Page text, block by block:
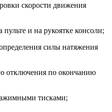
скорости движения
и на рукоятке консоли;
силы натяжения
отключения по окончанию
тисками;